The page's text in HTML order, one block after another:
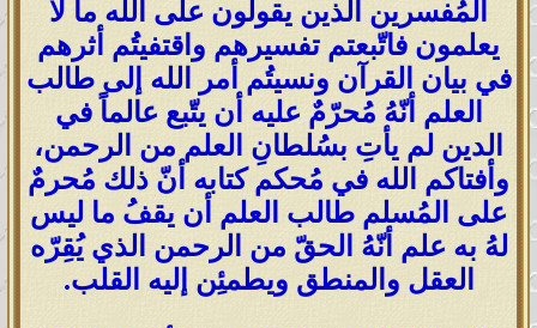
المُفسرين الذين يقولون على الله ما لا
يعلمون فاتّبعتم تفسيرهم واقتفيتُم أثرهم
في بيان القرآن ونسيتُم أمر الله إلى طالب
العلم أنّهُ مُحرّمٌ عليه أن يتّبع عالماً في
الدين لم يأتِ بسُلطانِ العلم من الرحمن،
وأفتاكم الله في مُحكم كتابه أنّ ذلك مُحرمٌ
على المُسلم طالب العلم أن يقفُ ما ليس
لهُ به علم أنّهُ الحقّ من الرحمن الذي يُقِرّه
العقل والمنطق ويطمئِن إليه القلب.